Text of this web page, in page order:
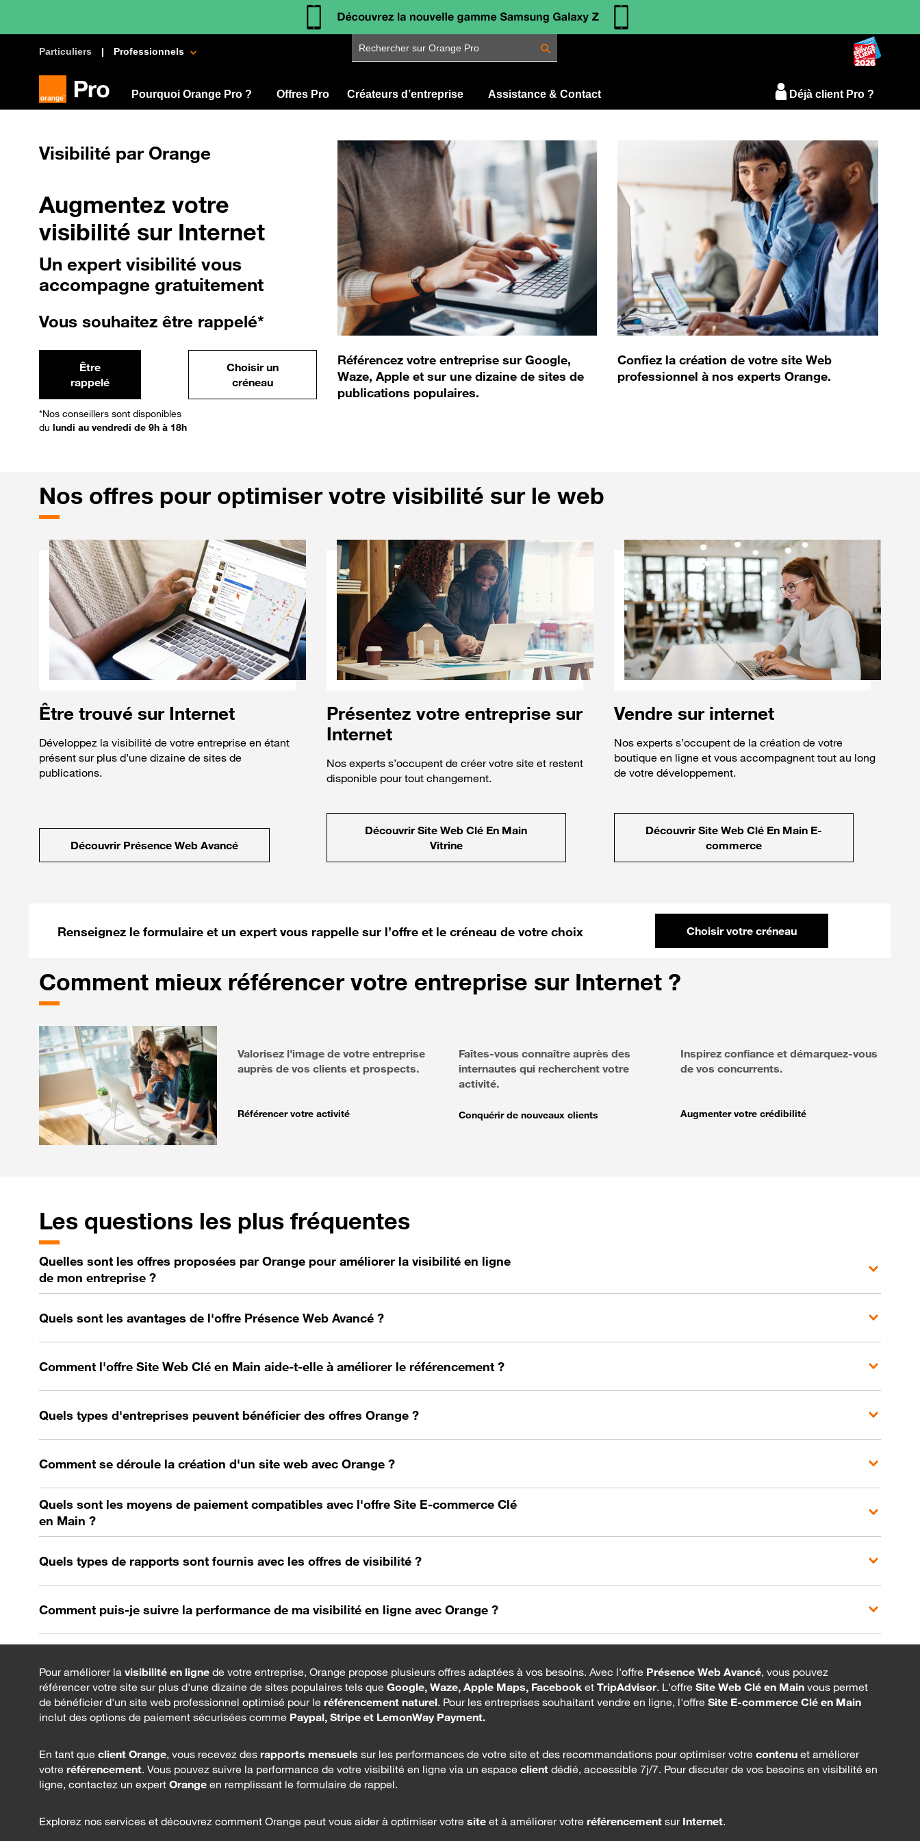
Particuliers Professionnels
Rechercher sur Orange Pro
Pourquoi Orange Pro ? Offres Pro Créateurs d’entreprise Assistance & Contact Déjà client Pro ?
Visibilité par Orange
Augmentez votre
visibilité sur Internet
Un expert visibilité vous
accompagne gratuitement
Vous souhaitez être rappelé*
Être
rappelé
Choisir un
créneau
*Nos conseillers sont disponibles
du lundi au vendredi de 9h à 18h
Référencez votre entreprise sur Google,
Waze, Apple et sur une dizaine de sites de
publications populaires.
Confiez la création de votre site Web
professionnel à nos experts Orange.
Nos offres pour optimiser votre visibilité sur le web
Être trouvé sur Internet
Développez la visibilité de votre entreprise en étant
présent sur plus d’une dizaine de sites de
publications.
Découvrir Présence Web Avancé
Présentez votre entreprise sur
Internet
Nos experts s’occupent de créer votre site et restent
disponible pour tout changement.
Découvrir Site Web Clé En Main
Vitrine
Vendre sur internet
Nos experts s’occupent de la création de votre
boutique en ligne et vous accompagnent tout au long
de votre développement.
Découvrir Site Web Clé En Main E-
commerce
Renseignez le formulaire et un expert vous rappelle sur l’offre et le créneau de votre choix Choisir votre créneau
Comment mieux référencer votre entreprise sur Internet ?
Valorisez l'image de votre entreprise
auprès de vos clientset prospects.
Référencer votre activité
Faîtes-vous connaître auprès des
internautes qui recherchent votre
activité.
Conquérir de nouveaux clients
Inspirez confiance et démarquez-vous
de vos concurrents.
Augmenter votre crédibilité
Les questions les plus fréquentes
Quelles sont les offres proposées par Orange pour améliorer la visibilité en ligne
de mon entreprise ?
Quels sont les avantages de l'offre Présence Web Avancé ?
Comment l'offre Site Web Clé en Main aide-t-elle à améliorer le référencement ?
Quels types d'entreprises peuvent bénéficier des offres Orange ?
Comment se déroule la création d'un site web avec Orange ?
Quels sont les moyens de paiement compatibles avec l'offre Site E-commerce Clé
en Main ?
Quels types de rapports sont fournis avec les offres de visibilité ?
Comment puis-je suivre la performance de ma visibilité en ligne avec Orange ?
Pour améliorer la visibilité en ligne de votre entreprise, Orange propose plusieurs offres adaptées à vos besoins. Avec l'offre Présence Web Avancé, vous pouvez
référencer votre site sur plus d'une dizaine de sites populaires tels que Google, Waze, Apple Maps, Facebook et TripAdvisor. L'offre Site Web Clé en Main vous permet
de bénéficier d'un site web professionnel optimisé pour le référencement naturel. Pour les entreprises souhaitant vendre en ligne, l'offre Site E-commerce Clé en Main
inclut des options de paiement sécurisées comme Paypal, Stripe et LemonWay Payment.
En tant que client Orange, vous recevez des rapports mensuels sur les performances de votre site et des recommandations pour optimiser votre contenu et améliorer
votre référencement. Vous pouvez suivre la performance de votre visibilité en ligne via un espace client dédié, accessible 7j/7. Pour discuter de vos besoins en visibilité en
ligne, contactez un expert Orange en remplissant le formulaire de rappel.
Explorez nos services et découvrez comment Orange peut vous aider à optimiser votre site et à améliorer votre référencement sur Internet.